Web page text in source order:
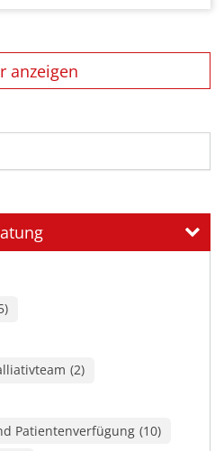
anzeigen
2
Patientenverfügung 10